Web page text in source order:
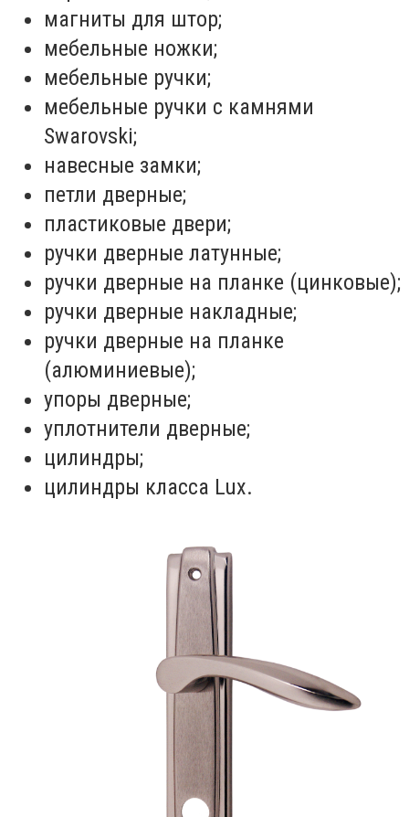
магниты для штор;
мебельные ножки;
мебельные ручки;
мебельные ручки с камнями
Swarovski;
навесные замки;
петли дверные;
пластиковые двери;
ручки дверные латунные;
ручки дверные на планке (цинковые);
ручки дверные накладные;
ручки дверные на планке
(алюминиевые);
упоры дверные;
уплотнители дверные;
цилиндры;
цилиндры класса Lux.